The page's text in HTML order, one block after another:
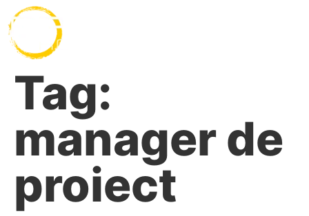
Tag:
manager de
proiect